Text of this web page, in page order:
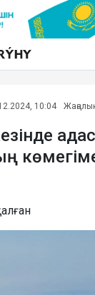
10:04